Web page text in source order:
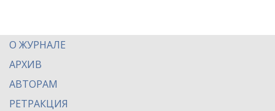
О ЖУРНАЛЕ
АРХИВ
АВТОРАМ
РЕТРАКЦИЯ